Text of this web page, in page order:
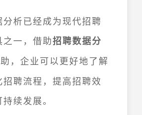
分析已经成为现代招聘
一，借助招聘数据分
，企业可以更好地了解
招聘流程，提高招聘效
续发展。